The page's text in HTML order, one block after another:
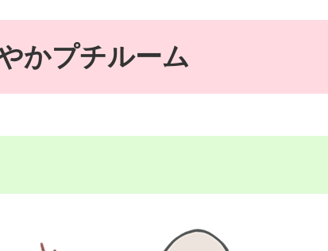
かプチルーム